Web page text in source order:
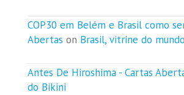
COP30 em Belém e Brasil como
Abertas on Brasil, vitrine do mundo
Antes De Hiroshima - Cartas
do Bikini